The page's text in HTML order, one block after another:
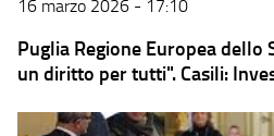
16 marzo 2026 - 17:10
Puglia Regione Europea dello
un diritto per tutti". Casili: